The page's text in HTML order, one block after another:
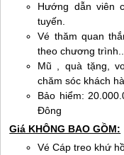
Hướng dẫn viên
tuyến.
Vé thăm quan
theo chương trình..
Mũ , quà tặng,
chăm sóc khách
Bảo hiểm:
Đông
Giá KHÔNG BAO GỒM:
Vé Cáp treo khứ